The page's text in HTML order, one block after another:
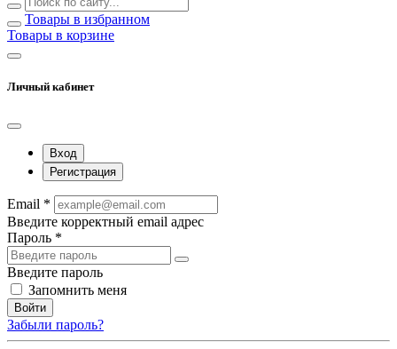
Товары в избранном
Товары в корзине
Личный кабинет
Вход
Регистрация
Email *
Введите корректный email адрес
Пароль *
Введите пароль
Запомнить меня
Войти
Забыли пароль?